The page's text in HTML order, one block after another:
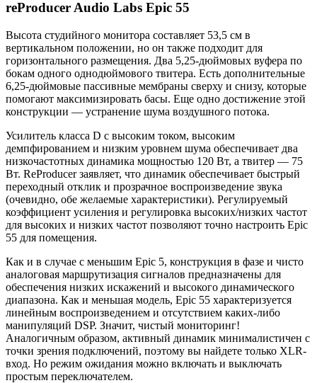
reProducer Audio Labs Epic 55
Высота студийного монитора составляет 53,5 см в
вертикальном положении, но он также подходит для
горизонтального размещения. Два 5,25-дюймовых вуфера по
бокам одного однодюймового твитера. Есть дополнительные
6,25-дюймовые пассивные мембраны сверху и снизу, которые
помогают максимизировать басы. Еще одно достижение этой
конструкции — устранение шума воздушного потока.
Усилитель класса D с высоким током, высоким
демпфированием и низким уровнем шума обеспечивает два
низкочастотных динамика мощностью 120 Вт, а твитер — 75
Вт. ReProducer заявляет, что динамик обеспечивает быстрый
переходный отклик и прозрачное воспроизведение звука
(очевидно, обе желаемые характеристики). Регулируемый
коэффициент усиления и регулировка высоких/низких частот
для высоких и низких частот позволяют точно настроить Epic
55 для помещения.
Как и в случае с меньшим Epic 5, конструкция в фазе и чисто
аналоговая маршрутизация сигналов предназначены для
обеспечения низких искажений и высокого динамического
диапазона. Как и меньшая модель, Epic 55 характеризуется
линейным воспроизведением и отсутствием каких-либо
манипуляций DSP. Значит, чистый мониторинг!
Аналогичным образом, активный динамик минималистичен с
точки зрения подключений, поэтому вы найдете только XLR-
вход. Но режим ожидания можно включать и выключать
простым переключателем.